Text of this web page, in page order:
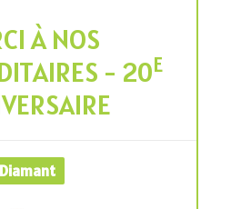
À NOS
- 20E
Diamant